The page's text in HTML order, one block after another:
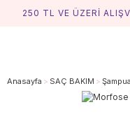
250 TL VE ÜZERİ
Anasayfa SAÇ BAKIM